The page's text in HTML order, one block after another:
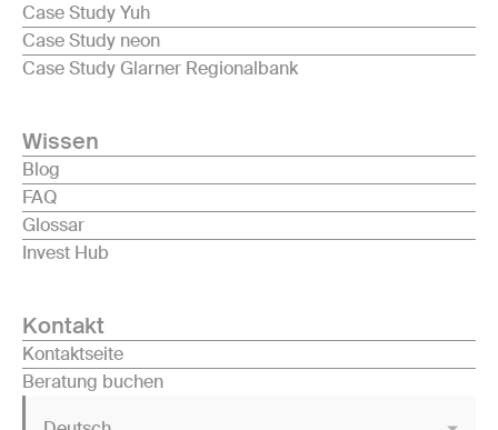
Case Study Yuh
Case Study neon
Case Study Glarner Regionalbank
Wissen
Blog
FAQ
Glossar
Invest Hub
Kontakt
Kontaktseite
Beratung buchen